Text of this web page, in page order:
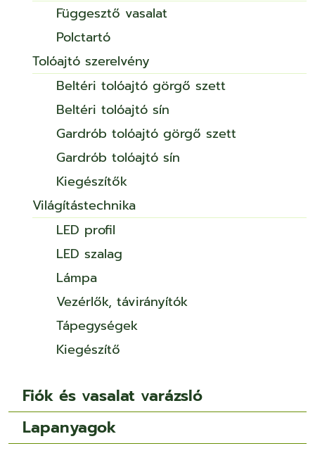
Függesztő vasalat
Polctartó
Tolóajtó szerelvény
Beltéri tolóajtó görgő szett
Beltéri tolóajtó sín
Gardrób tolóajtó görgő szett
Gardrób tolóajtó sín
Kiegészítők
Világítástechnika
LED profil
LED szalag
Lámpa
Vezérlők, távirányítók
Tápegységek
Kiegészítő
Fiók és vasalat varázsló
Lapanyagok